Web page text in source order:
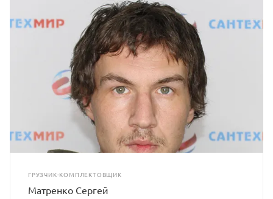
ГРУЗЧИК-КОМПЛЕКТОВЩИК
Матренко Сергей